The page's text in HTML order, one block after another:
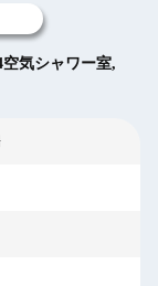
空気シャワー室,